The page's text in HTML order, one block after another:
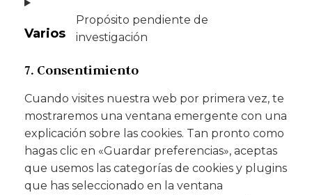
Varios
Propósito pendiente de
investigación
7. Consentimiento
Cuando visites nuestra web por primera vez, te
mostraremos una ventana emergente con una
explicación sobre las cookies. Tan pronto como
hagas clic en «Guardar preferencias», aceptas
que usemos las categorías de cookies y plugins
que has seleccionado en la ventana